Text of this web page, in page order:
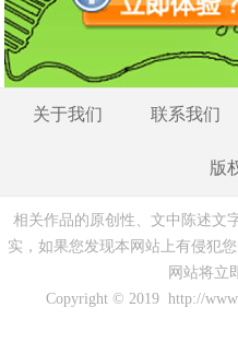
关于我们 联系我们
版
相关作品的原创性、文中陈述文
实，如果您发现本网站上有侵犯
网站将立
Copyright © 2019 http://